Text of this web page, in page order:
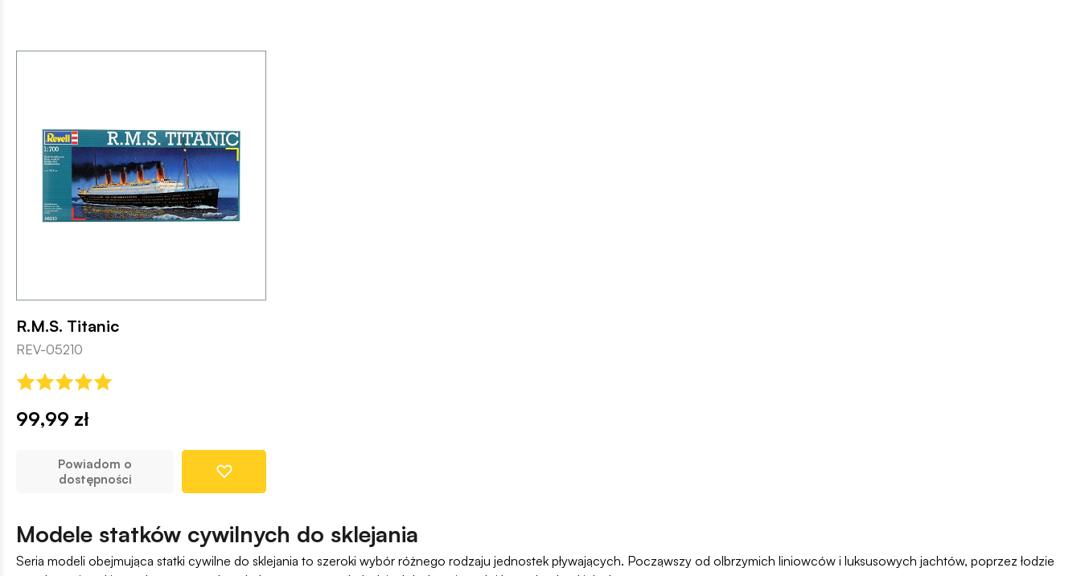
R.M.S. Titanic
REV-05210
99,99 zł
Powiadom o
dostępności
Modele statków cywilnych do sklejania
Seria modeli obejmująca statki cywilne do sklejania to szeroki wybór różnego rodzaju jednostek pływających. Począwszy od olbrzymich liniowców i luksusowych jachtów, poprzez łodzie